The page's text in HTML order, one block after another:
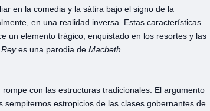
en la comedia y la sátira bajo el signo de la
en una realidad inversa. Estas características
un elemento trágico, enquistado en los resortes y las
Reyes una parodia de Macbeth
con las estructuras tradicionales. El argumento
estropicios de las clases gobernantes de